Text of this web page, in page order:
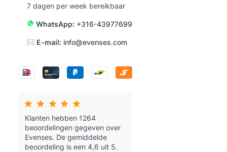
7 dagen per week bereikbaar
WhatsApp: +316-43977699
E-mail: info@evenses.com
Klanten hebben 1264
beoordelingen gegeven over
Evenses. De gemiddelde
beoordeling is een 4,6 uit 5.